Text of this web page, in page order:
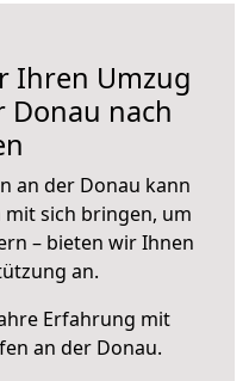
Ihren Umzug
Donau nach
an der Donau kann
sich bringen, um
– bieten wir Ihnen
an.
Erfahrung mit
an der Donau.